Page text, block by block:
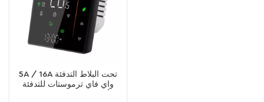
5A / 16A تحت البلاط التدفئة
واي فاي ترموستات للتدفئة